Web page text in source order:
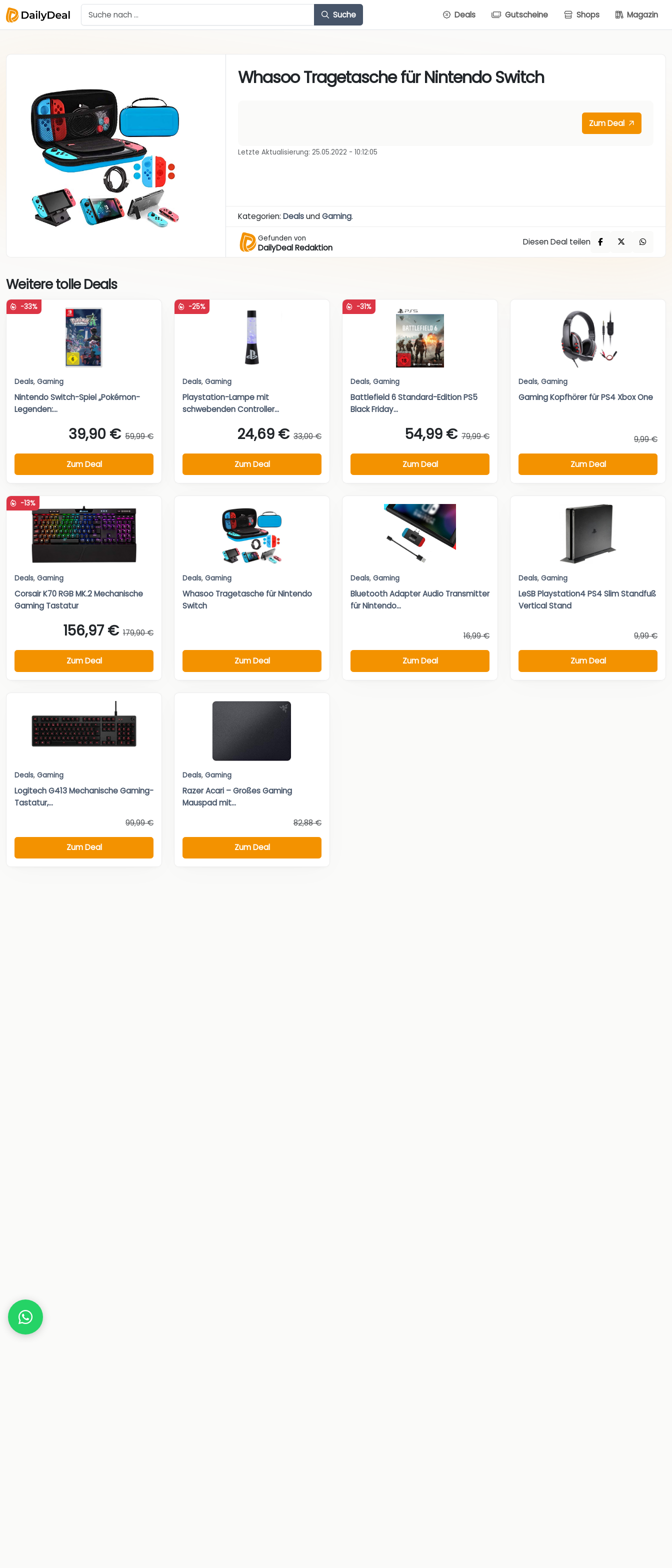
Suche Deals Gutscheine Shops Magazin
Whasoo Tragetasche für Nintendo Switch
Zum Deal
Letzte Aktualisierung: 25.05.2022 - 10:12:05
Kategorien:DealsundGaming.
Gefunden von
DailyDeal Redaktion
Diesen Deal teilen
Weitere tolle Deals
-33%
Deals, Gaming
Nintendo Switch-Spiel „Pokémon-
Legenden:...
39,90 € 59,99 €
Zum Deal
-25%
Deals, Gaming
Playstation-Lampe mit
schwebenden Controller...
24,69 € 33,00 €
Zum Deal
-31%
Deals, Gaming
Battlefield 6 Standard-Edition PS5
Black Friday...
54,99 € 79,99 €
Zum Deal
Deals, Gaming
Gaming Kopfhörer für PS4 Xbox One
9,99 €
Zum Deal
-13%
Deals, Gaming
Corsair K70 RGB MK.2 Mechanische
Gaming Tastatur
156,97 € 179,90 €
Zum Deal
Deals, Gaming
Whasoo Tragetasche für Nintendo
Switch
Zum Deal
Deals, Gaming
Bluetooth Adapter Audio Transmitter
für Nintendo...
16,99 €
Zum Deal
Deals, Gaming
LeSB Playstation4 PS4 Slim Standfuß
Vertical Stand
9,99 €
Zum Deal
Deals, Gaming
Logitech G413 Mechanische Gaming-
Tastatur,...
99,99 €
Zum Deal
Deals, Gaming
Razer Acari – Großes Gaming
Mauspad mit...
82,88 €
Zum Deal